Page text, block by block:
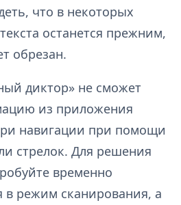
что в некоторых
останется прежним,
обрезан.
диктор» не сможет
из приложения
навигации при помощи
стрелок. Для решения
временно
в режим сканирования, а